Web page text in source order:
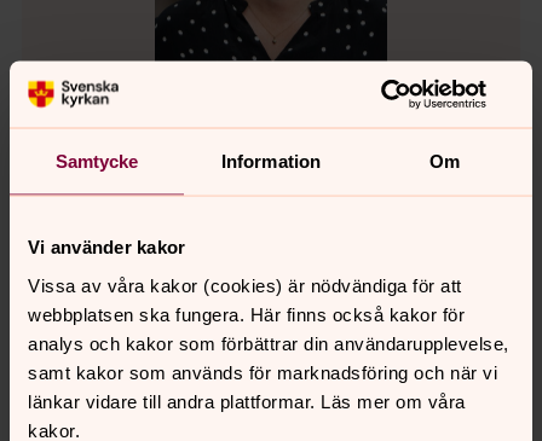
Samtycke Information Om
Vi använder kakor
Vissa av våra kakor (cookies) är nödvändiga för att
webbplatsen ska fungera. Här finns också kakor för
analys och kakor som förbättrar din användarupplevelse,
samt kakor som används för marknadsföring och när vi
länkar vidare till andra plattformar. Läs mer om våra
kakor.
Margot Berg
Fritidsledare
Direkt:
0611-288 33
070-378 92 75
0611-288 00
E-post:
margot.berg@svenskakyrkan.se